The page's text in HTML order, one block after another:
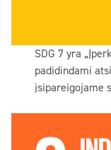
SDG 7 yra
padidindami
įsipareigojame